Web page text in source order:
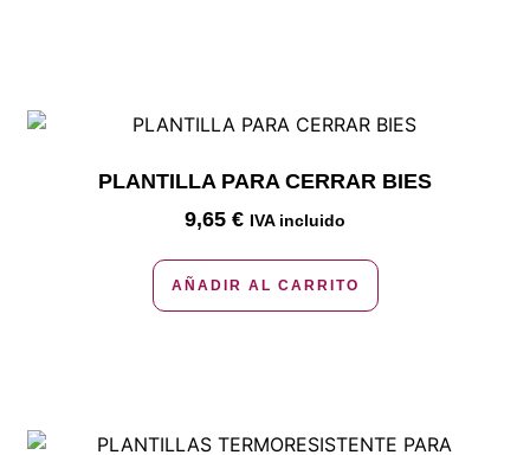
PLANTILLA PARA CERRAR BIES
9,65 € IVA incluido
AÑADIR AL CARRITO